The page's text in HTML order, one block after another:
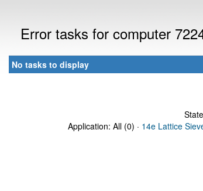
Error tasks for computer
No tasks to display
Application: All (0) · 14e Lattice